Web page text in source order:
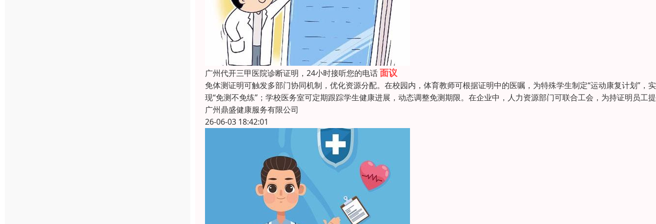
广州代开三甲医院诊断证明，24小时接听您的电话面议
免体测证明可触发多部门协同机制，优化资源分配。在校园内，体育教师可根据证明中的医嘱，为特殊学生制定“运动康复计划”，实
现“免测不免练”；学校医务室可定期跟踪学生健康进展，动态调整免测期限。在企业中，人力资源部门可联合工会，为持证明员工
广州鼎盛健康服务有限公司
26-06-03 18:42:01